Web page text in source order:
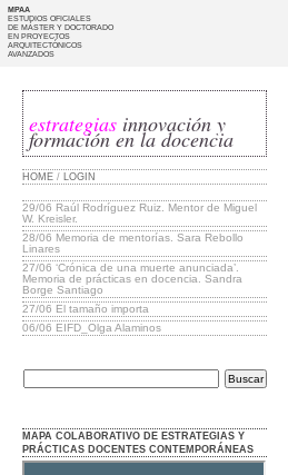
MPAA
ESTUDIOS OFICIALES
DE MÁSTER Y DOCTORADO
EN PROYECTOS
ARQUITECTÓNICOS
AVANZADOS
estrategias innovación y
formación en la docencia
HOME / LOGIN
29/06 Raúl Rodríguez Ruiz. Mentor de Miguel
W. Kreisler.
28/06 Memoria de mentorías. Sara Rebollo
Linares
27/06 ‘Crónica de una muerte anunciada’.
Memoria de prácticas en docencia. Sandra
Borge Santiago
27/06 El tamaño importa
06/06 EIFD_Olga Alaminos
MAPA COLABORATIVO DE ESTRATEGIAS Y
PRÁCTICAS DOCENTES CONTEMPORÁNEAS